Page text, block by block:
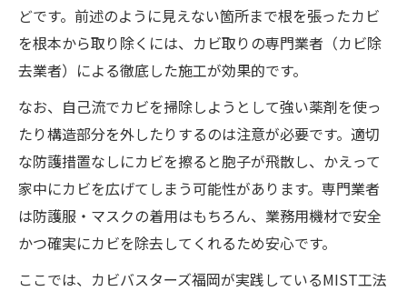
どです。前述のように見えない箇所まで根を張ったカビ
を根本から取り除くには、カビ取りの専門業者（カビ除
去業者）による徹底した施工が効果的です。
なお、自己流でカビを掃除しようとして強い薬剤を使っ
たり構造部分を外したりするのは注意が必要です。適切
な防護措置なしにカビを擦ると胞子が飛散し、かえって
家中にカビを広げてしまう可能性があります。専門業者
は防護服・マスクの着用はもちろん、業務用機材で安全
かつ確実にカビを除去してくれるため安心です。
ここでは、カビバスターズ福岡が実践しているMIST工法